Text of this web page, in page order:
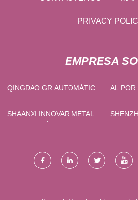
PRIVACY
EMPRESA
QINGDAO GR AUTOMÁTICO
AL POR
HACIA
SHAANXI INNOVAR METAL
SHENZHEN